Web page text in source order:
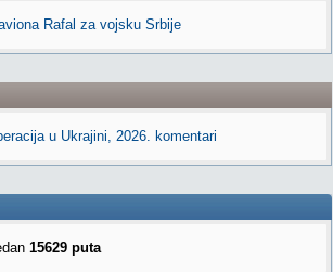
Rafal za vojsku Srbije
u Ukrajini, 2026. komentari
15629 puta